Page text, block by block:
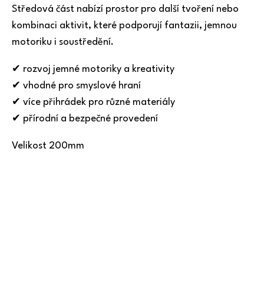
Středová část nabízí prostor pro další tvoření nebo
kombinaci aktivit, které podporují fantazii, jemnou
motoriku i soustředění.
✔ rozvoj jemné motoriky a kreativity
✔ vhodné pro smyslové hraní
✔ více přihrádek pro různé materiály
✔ přírodní a bezpečné provedení
Velikost 200mm